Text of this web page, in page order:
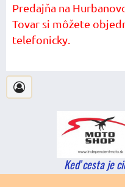
Predajňa na
Tovar si môžete
telefonicky.
Keď cesta je